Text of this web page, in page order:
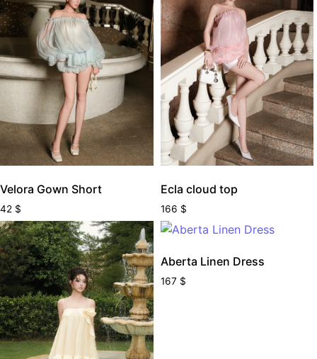
Velora Gown Short
42 $
Ecla cloud top
166 $
Aberta Linen Dress
167 $